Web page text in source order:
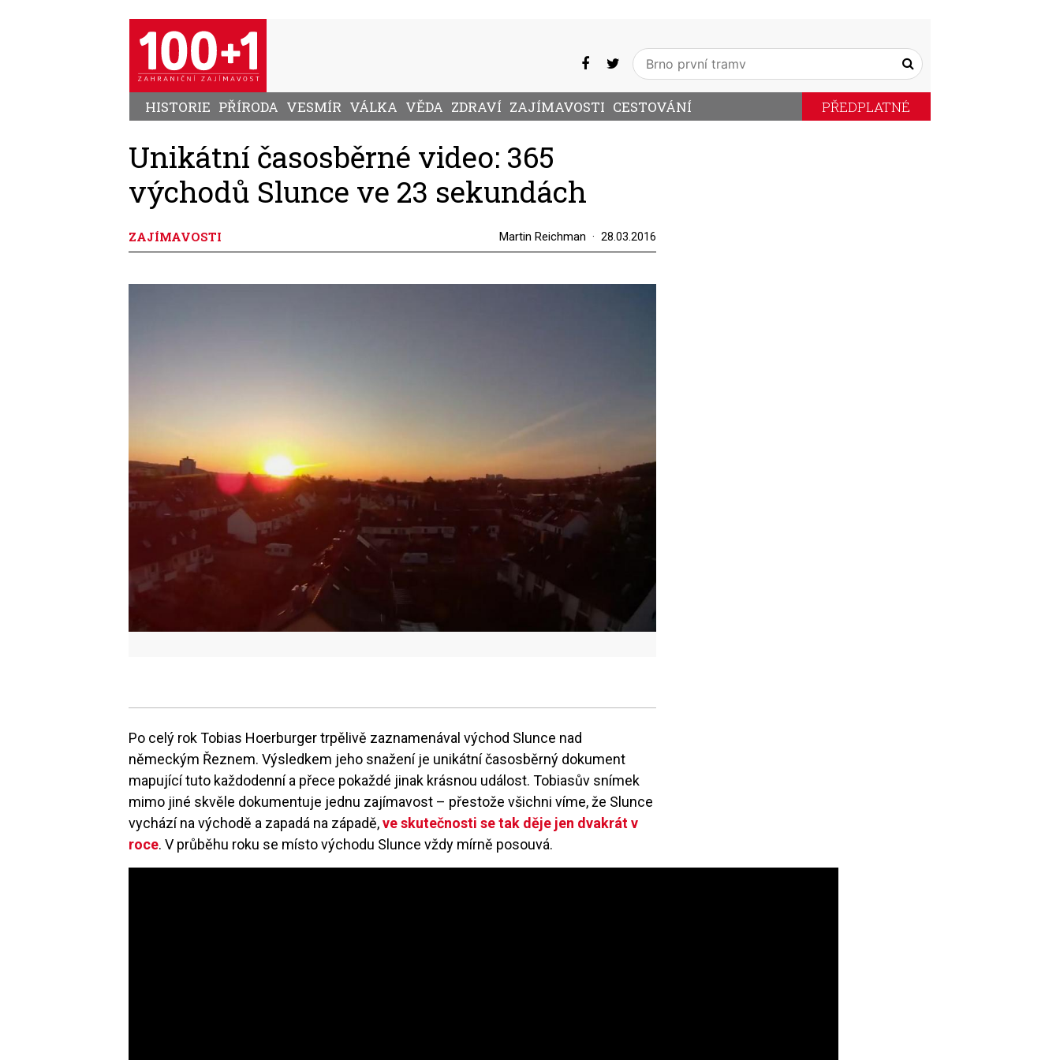
HISTORIE PŘÍRODA VESMÍR VÁLKA VĚDA ZDRAVÍ ZAJÍMAVOSTI CESTOVÁNÍ PŘEDPLATNÉ
Unikátní časosběrné video: 365
východů Slunce ve 23 sekundách
ZAJÍMAVOSTI Martin Reichman 28.03.2016
Po celý rok Tobias Hoerburger trpělivě zaznamenával východ Slunce nad
německým Řeznem. Výsledkem jeho snažení je unikátní časosběrný dokument
mapující tuto každodenní a přece pokaždé jinak krásnou událost. Tobiasův snímek
mimo jiné skvěle dokumentuje jednu zajímavost – přestože všichni víme, že Slunce
vychází na východě a zapadá na západě,ve skutečnosti se tak děje jen dvakrát v
roce. V průběhu roku se místo východu Slunce vždy mírně posouvá.